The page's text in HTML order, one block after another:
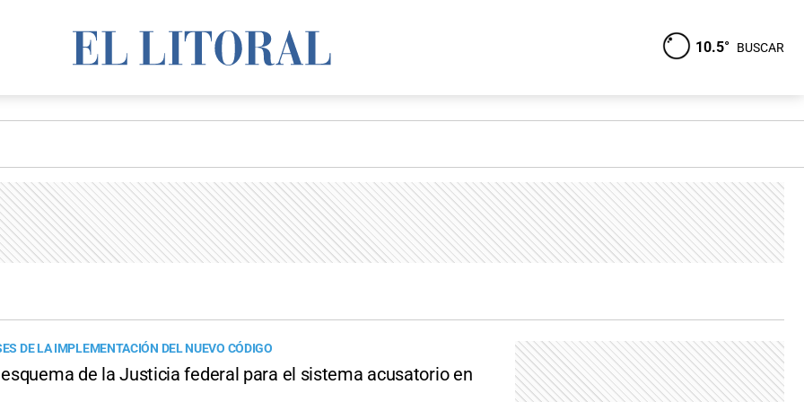
10.5° BUSCAR
DE LA IMPLEMENTACIÓN DEL NUEVO CÓDIGO
de la Justicia federal para el sistema acusatorio en